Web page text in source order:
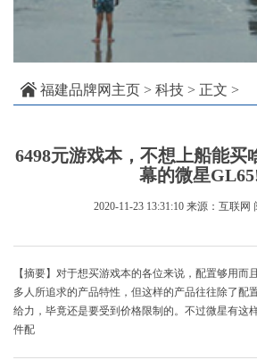
福建品牌网主页 > 科技 > 正文 >
6498元游戏本，不想上船能买
幕的微星
2020-11-23 13:31:10 来源：互联网
【摘要】对于想买游戏本的各位来说，配置够用而
多人所追求的产品特性，但这样的产品往往除了配
给力，毕竟还是要受到价格限制的。不过微星有这
件配